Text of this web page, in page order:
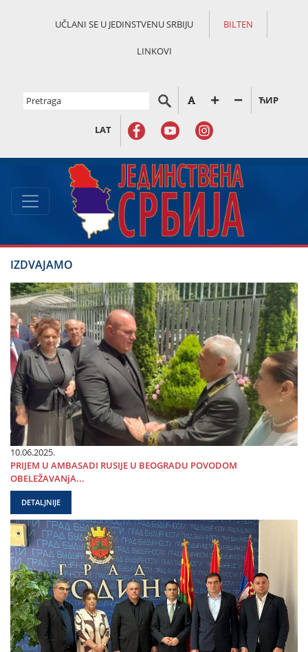
UČLANI SE U JEDINSTVENU SRBIJU BILTEN
LINKOVI
ЋИР
LAT
IZDVAJAMO
10.06.2025.
PRIЈEM U AMBASADI RUSIЈE U BEOGRADU POVODOM
OBELEŽAVANjA...
DETALJNIJE